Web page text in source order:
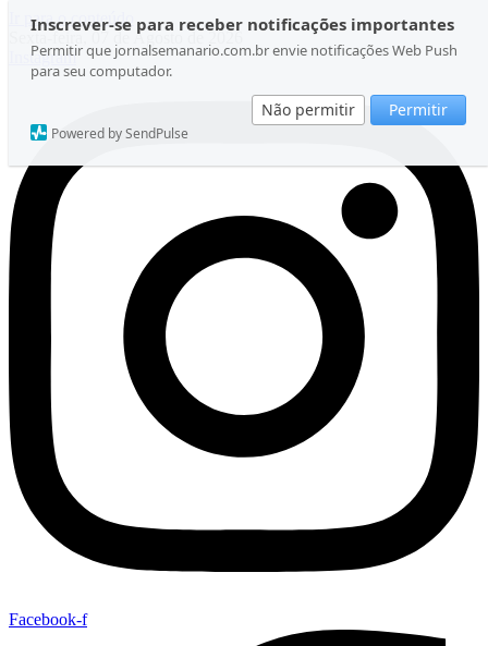
Inscrever-se para receber notificações importantes
Permitir que jornalsemanario.com.br envie notificações Web Push
para seu computador.
Não permitir Permitir
Powered by SendPulse
Ir para o conteúdo
Sexta-feira, 07 de Agosto de 2026
Instagram
Facebook-f